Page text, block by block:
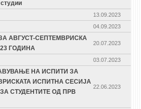
13.09.2023
04.09.2023
АВГУСТ-СЕПТЕМВРИСКА
ГОДИНА
20.07.2023
03.07.2023
НА ИСПИТИ ЗА
ИСПИТНА СЕСИЈА
СТУДЕНТИТЕ ОД ПРВ
22.06.2023